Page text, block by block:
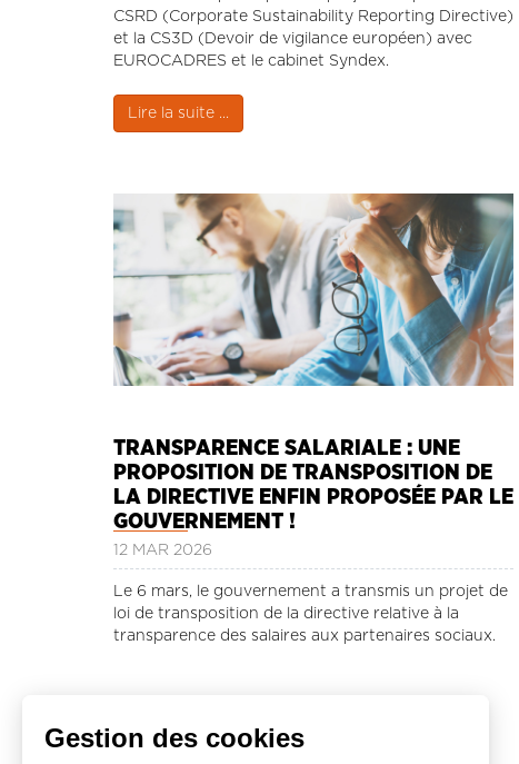
CSRD (Corporate Sustainability Reporting Directive)
et la CS3D (Devoir de vigilance européen) avec
EUROCADRES et le cabinet Syndex.
Lire la suite ...
TRANSPARENCE SALARIALE : UNE
PROPOSITION DE TRANSPOSITION DE
LA DIRECTIVE ENFIN PROPOSÉE PAR LE
GOUVERNEMENT !
12 MAR 2026
Le 6 mars, le gouvernement a transmis un projet de
loi de transposition de la directive relative à la
transparence des salaires aux partenaires sociaux.
Lire la suite ...
Gestion des cookies